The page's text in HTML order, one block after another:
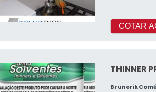
COTAR
THINNER
Brunerik